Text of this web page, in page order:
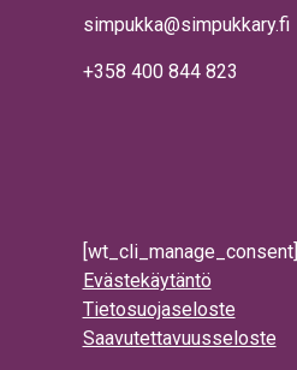
simpukka@simpukkary.fi
+358 400 844 823
[wt_cli_manage_consent]
Evästekäytäntö
Tietosuojaseloste
Saavutettavuusseloste